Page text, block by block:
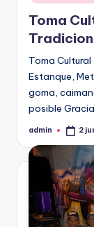
en
Toma
Toma
Estanque,
goma,
posible
Publicado
admin 2